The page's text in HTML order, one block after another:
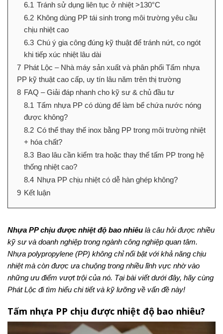
6.1 Tránh sử dụng liên tục ở nhiệt >130°C
6.2 Không dùng PP tái sinh trong môi trường yêu cầu
chịu nhiệt cao
6.3 Chú ý gia công đúng kỹ thuật để tránh nứt, co ngót
khi tiếp xúc nhiệt lâu dài
7 Phát Lộc – Nhà máy sản xuất và phân phối Tấm nhựa
PP kỹ thuật cao cấp, uy tín lâu năm trên thị trường
8 FAQ – Giải đáp nhanh cho kỹ sư & chủ đầu tư
8.1 Tấm nhựa PP có dùng để làm bể chứa nước nóng
được không?
8.2 Có thể thay thế inox bằng PP trong môi trường nhiệt
+ hóa chất?
8.3 Bao lâu cần kiểm tra hoặc thay thế tấm PP trong hệ
thống nhiệt cao?
8.4 Nhựa PP chịu nhiệt có dễ hàn ghép không?
9 Kết luận
Nhựa PP chịu được nhiệt độ bao nhiêu là câu hỏi được nhiều
kỹ sư và doanh nghiệp trong ngành công nghiệp quan tâm.
Nhựa polypropylene (PP) không chỉ nổi bật với khả năng chịu
nhiệt mà còn được ưa chuộng trong nhiều lĩnh vực nhờ vào
những ưu điểm vượt trội của nó. Tại bài viết dưới đây, hãy cùng
Phát Lộc đi tìm hiểu chi tiết và kỹ lưỡng về vấn đề này!
Tấm nhựa PP chịu được nhiệt độ bao nhiêu?